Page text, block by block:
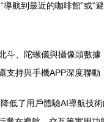
航到最近的咖啡館”或
、陀螺儀與攝像頭數
持與手機APP深度聯
低了用戶體驗AI導航